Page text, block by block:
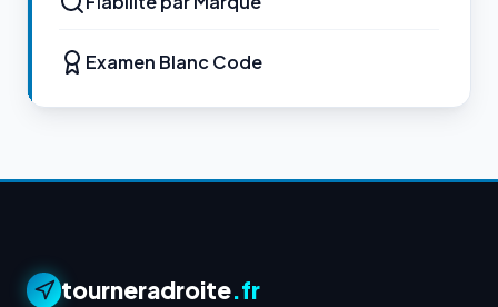
Examen Blanc Code
tourneradroite.fr